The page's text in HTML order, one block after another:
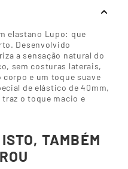
elastano Lupo: que
Desenvolvido
a sensação natural do
sem costuras laterais,
corpo e um toque suave
de elástico de 40mm,
o toque macio e
TAMBÉM